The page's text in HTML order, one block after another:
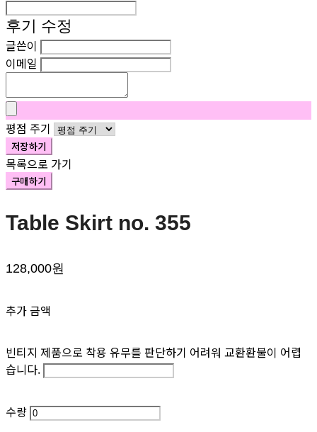
후기 수정
글쓴이
이메일
평점 주기
저장하기
목록으로 가기
구매하기
Table Skirt no. 355
128,000원
추가 금액
빈티지 제품으로 착용 유무를 판단하기 어려워 교환환불이 어렵
습니다.
수량